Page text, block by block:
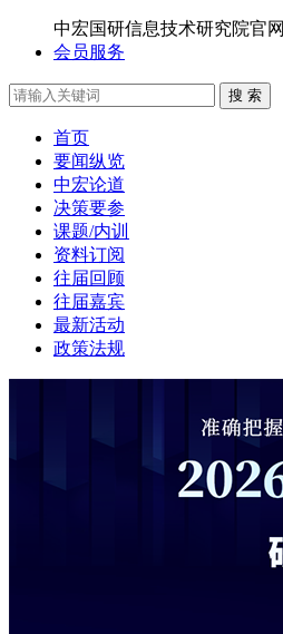
中宏国研信息技术研究院官网
会员服务
搜 索
首页
要闻纵览
中宏论道
决策要参
课题/内训
资料订阅
往届回顾
往届嘉宾
最新活动
政策法规